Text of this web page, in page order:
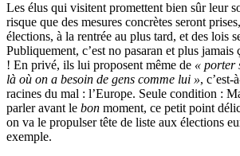
Les élus qui visitent promettent bien sûr leur
risque que des mesures concrètes seront
élections, à la rentrée au plus tard, et des lois
Publiquement, c’est no pasaran et plus
! En privé, ils lui proposent même de « porter
là où on a besoin de gens comme lui », c’est-
racines du mal : l’Europe. Seule condition :
parler avant le bon moment, ce petit point
on va le propulser tête de liste aux élections
exemple.